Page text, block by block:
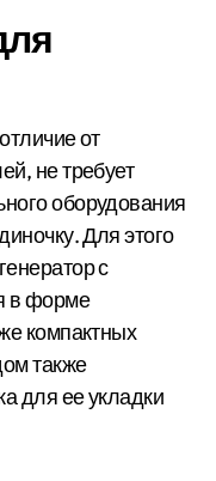
от
не требует
оборудования
Для этого
с
в форме
компактных
также
для ее укладки